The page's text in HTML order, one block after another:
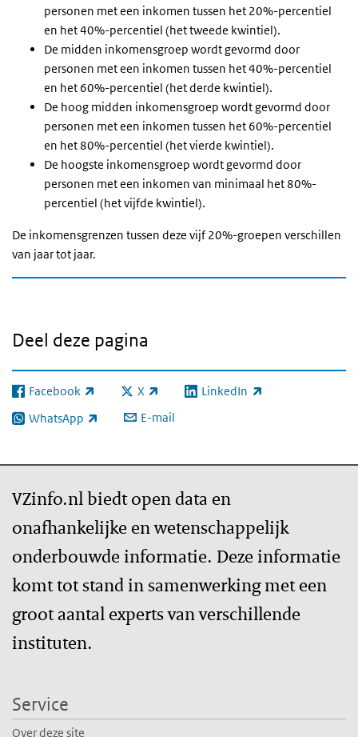
personen met een inkomen tussen het 20%-percentiel
en het 40%-percentiel (het tweede kwintiel).
De midden inkomensgroep wordt gevormd door
personen met een inkomen tussen het 40%-percentiel
en het 60%-percentiel (het derde kwintiel).
De hoog midden inkomensgroep wordt gevormd door
personen met een inkomen tussen het 60%-percentiel
en het 80%-percentiel (het vierde kwintiel).
De hoogste inkomensgroep wordt gevormd door
personen met een inkomen van minimaal het 80%-
percentiel (het vijfde kwintiel).
De inkomensgrenzen tussen deze vijf 20%-groepen verschillen
van jaar tot jaar.
Deel deze pagina
Facebook
(externe link) X
(externe link) LinkedIn
(externe link)
WhatsApp
(externe link) E-mail
VZinfo.nl biedt open data en
onafhankelijke en wetenschappelijk
onderbouwde informatie. Deze informatie
komt tot stand in samenwerking met een
groot aantal experts van verschillende
instituten.
Service
Over deze site